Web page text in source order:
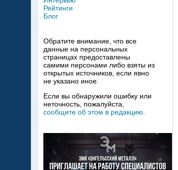
Рейтинги
Блог
Обратите внимание, что все
данные на персональных
страницах предоставлены
самими персонами либо взяты из
открытых источников, если явно
не указано иное.
Если вы обнаружили ошибку или
неточность, пожалуйста,
сообщите об этом в редакцию